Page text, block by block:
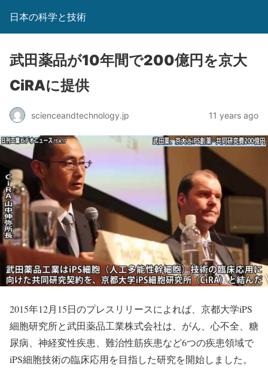
日本の科学と技術
武田薬品が10年間で200億円を京大
CiRAに提供
scienceandtechnology.jp 11 years ago
2015年12月15日のプレスリリースによれば、京都大学iPS
細胞研究所と武田薬品工業株式会社は、がん、心不全、糖
尿病、神経変性疾患、難治性筋疾患など6つの疾患領域で
iPS細胞技術の臨床応用を目指した研究を開始しました。